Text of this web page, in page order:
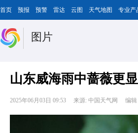
首页 预报 预警 雷达 云图 天气地图 专业产
图片
山东威海雨中蔷薇更
2025年06月03日 09:53 来源: 中国天气网 编